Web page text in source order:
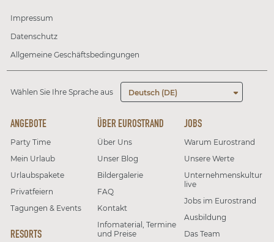
Impressum
Datenschutz
Allgemeine Geschäftsbedingungen
Wählen Sie Ihre Sprache aus Deutsch (DE)
ANGEBOTE
Party Time
Mein Urlaub
Urlaubspakete
Privatfeiern
Tagungen & Events
RESORTS
ÜBER EUROSTRAND
Über Uns
Unser Blog
Bildergalerie
FAQ
Kontakt
Infomaterial, Termine
und Preise
JOBS
Warum Eurostrand
Unsere Werte
Unternehmenskultur
live
Jobs im Eurostrand
Ausbildung
Das Team